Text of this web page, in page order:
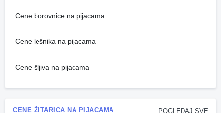
Cene borovnice na pijacama
Cene lešnika na pijacama
Cene šljiva na pijacama
POGLEDAJ SVE
CENE ŽITARICA NA PIJACAMA